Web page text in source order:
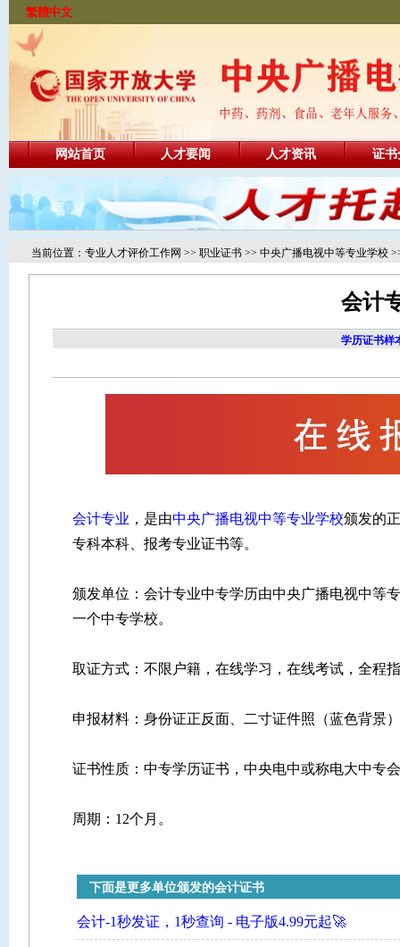
繁體中文
网站首页 人才要闻 人才资讯 证书
当前位置： 专业人才评价工作网 >> 职业证书 >> 中央广播电视中等专业学校
会计
学历证书样
会计专业 ，是由中央广播电视中等专业学校颁发的
专科本科、报考专业证书等。
颁发单位：会计专业中专学历由中央广播电视中等
一个中专学校。
取证方式：不限户籍，在线学习，在线考试，全程
申报材料：身份证正反面、二寸证件照（蓝色背景
证书性质：中专学历证书，中央电中或称电大中专
周期：12个月。
下面是更多单位颁发的会计证书
会计-1秒发证，1秒查询 - 电子版4.99元起🚀